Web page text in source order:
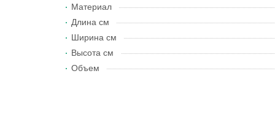
Материал
Длина см
Ширина см
Высота см
Объем